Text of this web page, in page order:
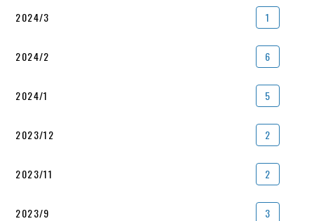
2024/3 1
2024/2 6
2024/1 5
2023/12 2
2023/11 2
2023/9 3